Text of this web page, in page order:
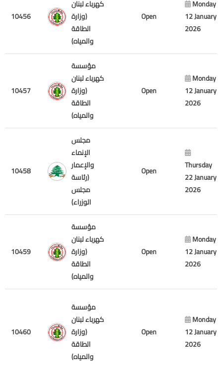
10456
كهرباء لبنان
(وزارة
الطاقة
والمياه)
Open
Monday
12 January
2026
10457
مؤسسة
كهرباء لبنان
(وزارة
الطاقة
والمياه)
Open
Monday
12 January
2026
10458
مجلس
الإنماء
والإعمار
(رئاسة
مجلس
الوزراء)
Open
Thursday
22 January
2026
10459
مؤسسة
كهرباء لبنان
(وزارة
الطاقة
والمياه)
Open
Monday
12 January
2026
10460
مؤسسة
كهرباء لبنان
(وزارة
الطاقة
والمياه)
Open
Monday
12 January
2026